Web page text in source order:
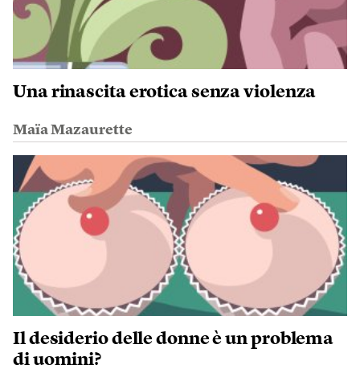
Una rinascita erotica senza violenza
Maïa Mazaurette
Il desiderio delle donne è un problema
di uomini?